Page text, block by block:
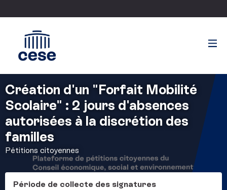
Création d'un "Forfait Mobilité
Scolaire" : 2 jours d'absences
autorisées à la discrétion des
familles
Pétitions citoyennes
Période de collecte des signatures